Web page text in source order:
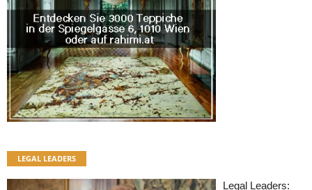
LEGAL LEADERS
Legal Leaders: